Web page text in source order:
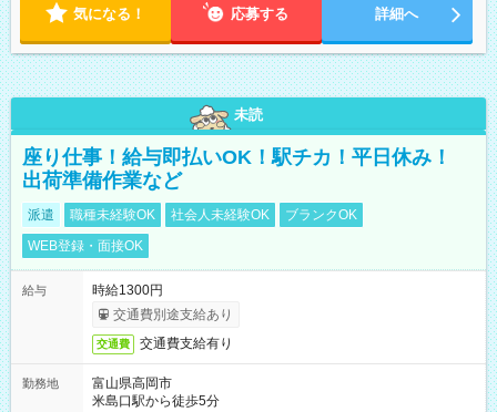
気になる！ 応募する 詳細へ
未読
座り仕事！給与即払いOK！駅チカ！平日休み！
出荷準備作業など
派遣 職種未経験OK 社会人未経験OK
ブランクOK
WEB登録・面接OK
給与
時給1300円
交通費別途支給あり
交通費 交通費支給有り
勤務地
富山県高岡市
米島口駅から徒歩5分